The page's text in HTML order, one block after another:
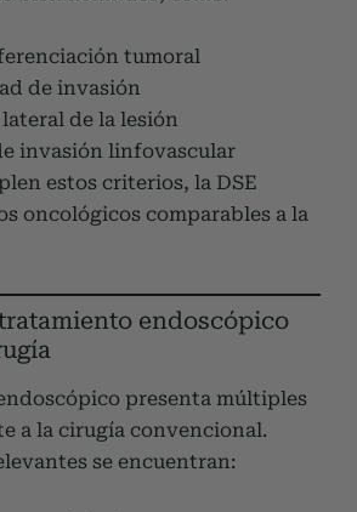
tumoral
de invasión
de la lesión
invasión linfovascular
estos criterios, la DSE
oncológicos comparables a la
endoscópico
presenta múltiples
a la cirugía convencional.
se encuentran: